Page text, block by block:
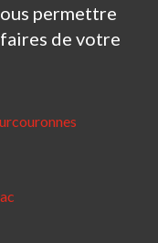
permettre
de votre